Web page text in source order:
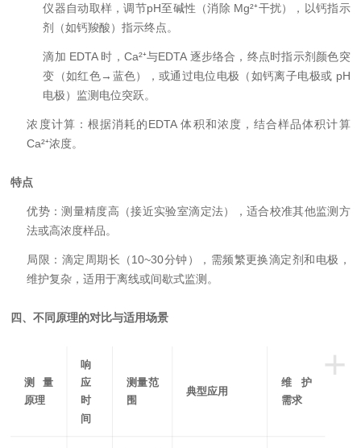
仪器自动取样，调节pH至碱性（消除 Mg²⁺干扰），以钙指示
剂（如钙羧酸）指示终点。
滴加 EDTA 时，Ca²⁺与EDTA 逐步络合，终点时指示剂颜色突
变（如红色→蓝色），或通过电位电极（如钙离子电极或 pH
电极）监测电位突跃。
浓度计算：根据消耗的EDTA 体积和浓度，结合样品体积计算
Ca²⁺浓度。
特点
优势：测量精度高（接近实验室滴定法），适合校准其他监测方
法或高浓度样品。
局限：滴定周期长（10~30分钟），需频繁更换滴定剂和电极，
维护复杂，适用于离线或间歇式监测。
四、不同原理的对比与适用场景
+
测量
原理
响
应
时
间
测量范
围
典型应用
维护
需求